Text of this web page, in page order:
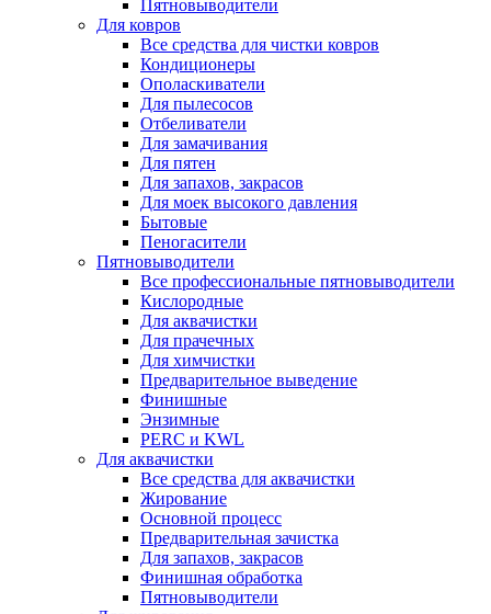
Пятновыводители
Для ковров
Все средства для чистки ковров
Кондиционеры
Ополаскиватели
Для пылесосов
Отбеливатели
Для замачивания
Для пятен
Для запахов, закрасов
Для моек высокого давления
Бытовые
Пеногасители
Пятновыводители
Все профессиональные пятновыводители
Кислородные
Для аквачистки
Для прачечных
Для химчистки
Предварительное выведение
Финишные
Энзимные
PERC и KWL
Для аквачистки
Все средства для аквачистки
Жирование
Основной процесс
Предварительная зачистка
Для запахов, закрасов
Финишная обработка
Пятновыводители